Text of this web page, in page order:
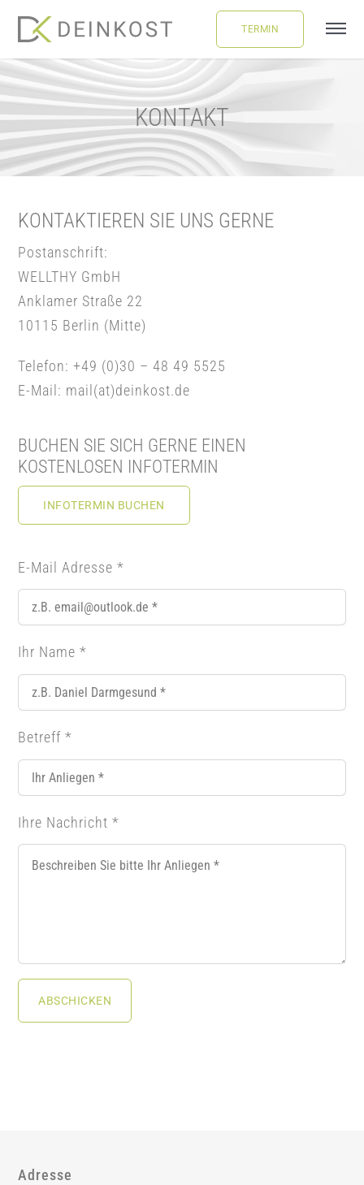
content
ÜBER UNS
LEISTUNGEN
BLOG
BUCHUNG
TERMIN
KONTAKT
KONTAKTIEREN SIE UNS GERNE
Postanschrift:
WELLTHY GmbH
Anklamer Straße 22
10115 Berlin (Mitte)
Telefon: +49 (0)30 – 48 49 5525
E-Mail: mail(at)deinkost.de
BUCHEN SIE SICH GERNE EINEN
KOSTENLOSEN INFOTERMIN
INFOTERMIN BUCHEN
E-Mail Adresse*
Ihr Name*
Betreff*
Ihre Nachricht*
ABSCHICKEN
Adresse